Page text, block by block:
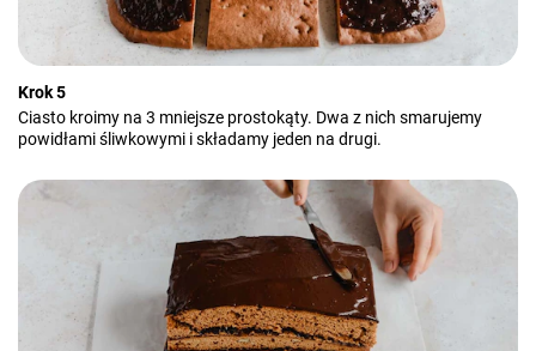
Krok 5
Ciasto kroimy na 3 mniejsze prostokąty. Dwa z nich smarujemy
powidłami śliwkowymi i składamy jeden na drugi.